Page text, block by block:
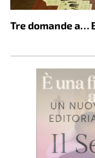
Tre domande a…